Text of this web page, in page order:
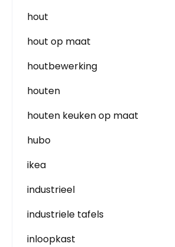
hout
hout op maat
houtbewerking
houten
houten keuken op maat
hubo
ikea
industrieel
industriele tafels
inloopkast